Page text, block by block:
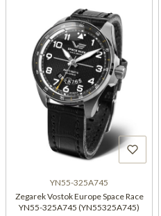
YN55-325A745
Zegarek Vostok Europe Space Race
YN55-325A745 (YN55325A745)